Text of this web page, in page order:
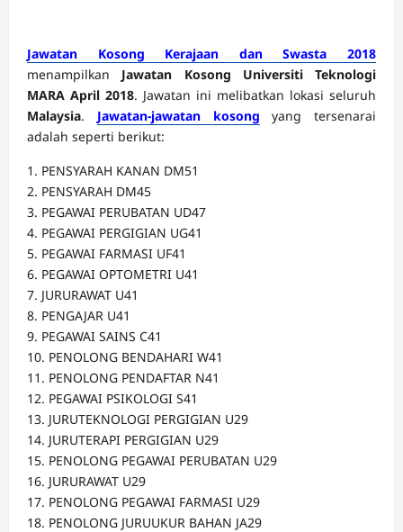
Jawatan Kosong Kerajaan dan Swasta 2018
menampilkan Jawatan Kosong Universiti Teknologi
MARA April 2018. Jawatan ini melibatkan lokasi seluruh
Malaysia. Jawatan-jawatan kosong yang tersenarai
adalah seperti berikut:
1. PENSYARAH KANAN DM51
2. PENSYARAH DM45
3. PEGAWAI PERUBATAN UD47
4. PEGAWAI PERGIGIAN UG41
5. PEGAWAI FARMASI UF41
6. PEGAWAI OPTOMETRI U41
7. JURURAWAT U41
8. PENGAJAR U41
9. PEGAWAI SAINS C41
10. PENOLONG BENDAHARI W41
11. PENOLONG PENDAFTAR N41
12. PEGAWAI PSIKOLOGI S41
13. JURUTEKNOLOGI PERGIGIAN U29
14. JURUTERAPI PERGIGIAN U29
15. PENOLONG PEGAWAI PERUBATAN U29
16. JURURAWAT U29
17. PENOLONG PEGAWAI FARMASI U29
18. PENOLONG JURUUKUR BAHAN JA29